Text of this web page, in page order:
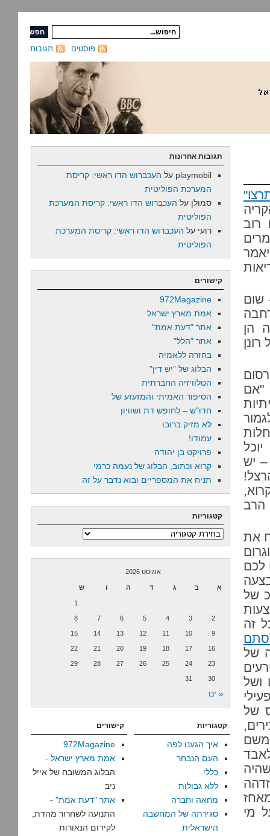
תגובות פוסטים
רוב
שום
הן
"אם
– יש
הרב
את
לכם
איש – סד"כ של
זה
של
ושל
של
משם
מי
תגובות אחרונות
playmobil על העכברוש הדו ראשי: קריסת
המערכת הפוליטית
סמולן על העכברוש הדו ראשי: קריסת המערכת
הפוליטית
רועי על העכברוש הדו ראשי: קריסת המערכת
הפוליטית
קישורים
972Magazine
אמת מארץ ישראל
אתר "דעת אמת"
אתר "הלל"
בחזרה ללאמיה
הבלוג של "יש דין"
הטלוויזיה החברתית
הסיפור האמיתי והמזעזע של
חדו"ש – לחופש דת ושוויון
לא מזיק ברובו
עמודו!
פרויקט בן יהודה
קרוא וכתוב, הבלוג של נעמה כרמי
תניח את המספריים ובוא נדבר על זה
קטגוריות
קטגוריות
אוגוסט 2026
א ב ג ד ה ו ש
1
2
3
4
5
6
7
8
9
10
11
12
13
14
15
16
17
18
19
20
21
22
23
24
25
26
27
28
29
30
31
« ינו
קטגוריות
איך הגענו לפה
העם הנבחר
כללי
ללא גבולות
מחאה וחברה
סגירתה של המחשבה
הישראלית
קישורים
972Magazine
אמת מארץ ישראל -
הבלוג המשובח של אייל
ניב
אתר "דעת אמת" -
התנועה לשחרור מהדת,
לקידום הנאורות